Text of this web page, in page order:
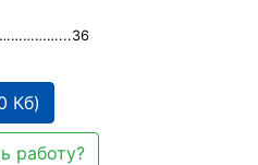
Кб)
работу?